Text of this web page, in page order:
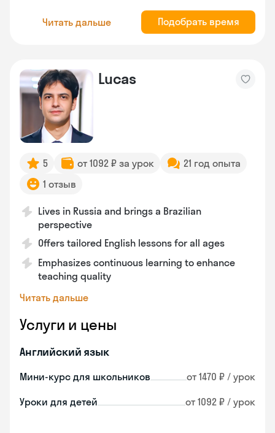
Читать дальше Подобрать время
Lucas
5 от 1092 ₽ за урок
21 год опыта
1 отзыв
Lives in Russia and brings a Brazilian
perspective
Offers tailored English lessons for all ages
Emphasizes continuous learning to enhance
teaching quality
Читать дальше
Услуги и цены
Английский язык
Мини-курс для школьников от 1470 ₽ / урок
Уроки для детей от 1092 ₽ / урок